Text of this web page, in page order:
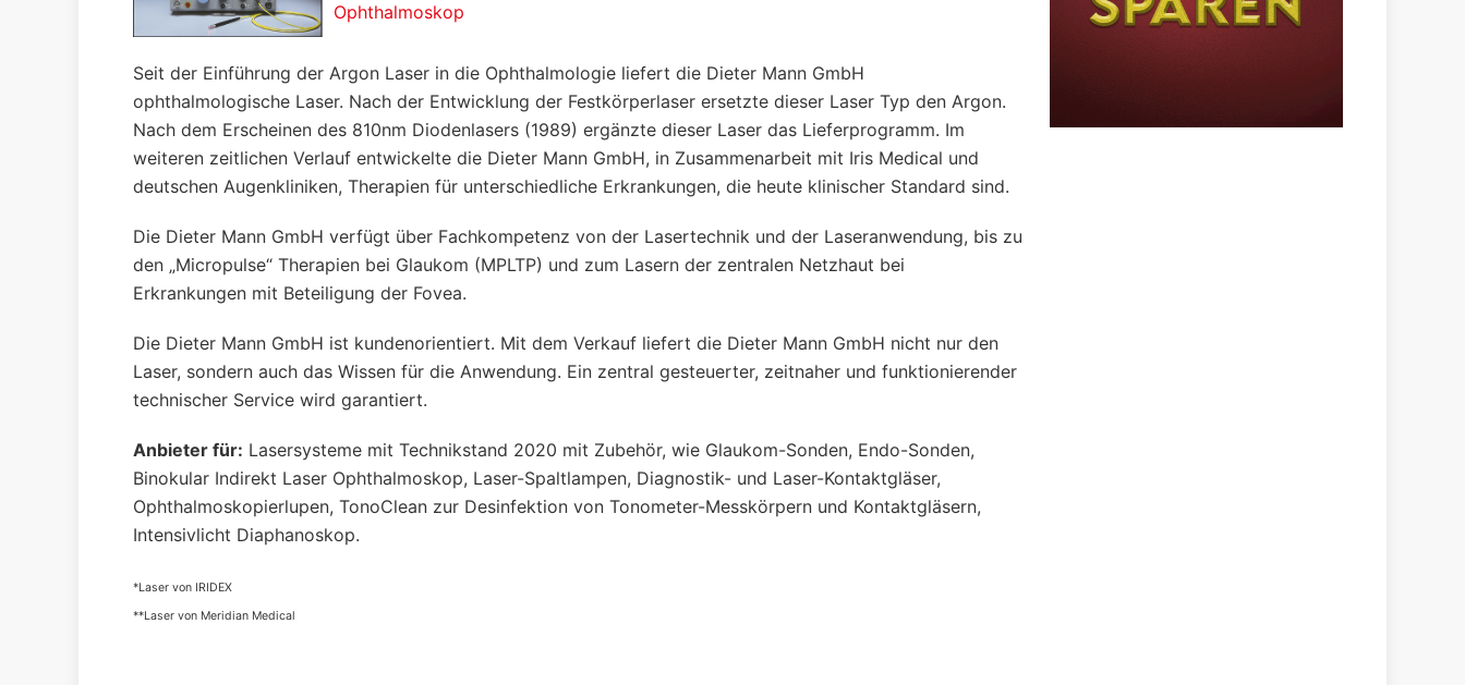
Ophthalmoskop
Seit der Einführung der Argon Laser in die Ophthalmologie liefert die Dieter Mann GmbH
ophthalmologische Laser. Nach der Entwicklung der Festkörperlaser ersetzte dieser Laser Typ den Argon.
Nach dem Erscheinen des 810nm Diodenlasers (1989) ergänzte dieser Laser das Lieferprogramm. Im
weiteren zeitlichen Verlauf entwickelte die Dieter Mann GmbH, in Zusammenarbeit mit Iris Medical und
deutschen Augenkliniken, Therapien für unterschiedliche Erkrankungen, die heute klinischer Standard sind.
Die Dieter Mann GmbH verfügt über Fachkompetenz von der Lasertechnik und der Laseranwendung, bis zu
den „Micropulse“ Therapien bei Glaukom (MPLTP) und zum Lasern der zentralen Netzhaut bei
Erkrankungen mit Beteiligung der Fovea.
Die Dieter Mann GmbH ist kundenorientiert. Mit dem Verkauf liefert die Dieter Mann GmbH nicht nur den
Laser, sondern auch das Wissen für die Anwendung. Ein zentral gesteuerter, zeitnaher und funktionierender
technischer Service wird garantiert.
Anbieter für: Lasersysteme mit Technikstand 2020 mit Zubehör, wie Glaukom-Sonden, Endo-Sonden,
Binokular Indirekt Laser Ophthalmoskop, Laser-Spaltlampen, Diagnostik- und Laser-Kontaktgläser,
Ophthalmoskopierlupen, TonoClean zur Desinfektion von Tonometer-Messkörpern und Kontaktgläsern,
Intensivlicht Diaphanoskop.
*Laser von IRIDEX
**Laser von Meridian Medical